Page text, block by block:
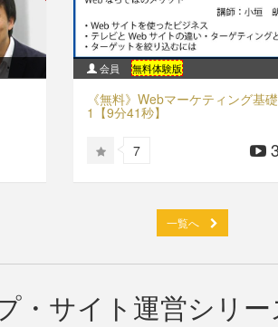
会員 無料体験版
《無料》Webマーケティング基
1【9分41秒】
7
一覧へ
・サイト運営シリ